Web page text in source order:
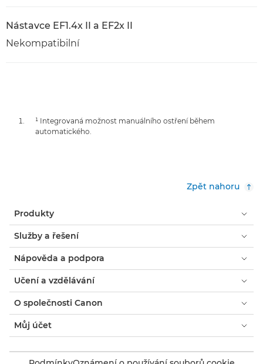
Nástavce EF1.4x II a EF2x II
Nekompatibilní
¹ Integrovaná možnost manuálního ostření během
automatického.
Zpět nahoru
Produkty
Služby a řešení
Nápověda a podpora
Učení a vzdělávání
O společnosti Canon
Můj účet